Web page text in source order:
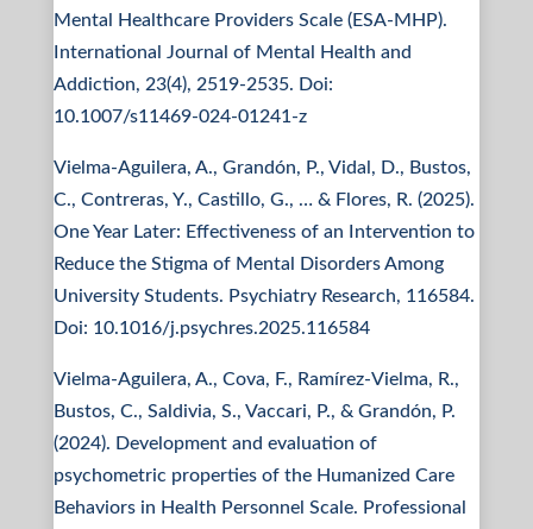
Mental Healthcare Providers Scale (ESA-MHP).
International Journal of Mental Health and
Addiction, 23(4), 2519-2535. Doi:
10.1007/s11469-024-01241-z
Vielma-Aguilera, A., Grandón, P., Vidal, D., Bustos,
C., Contreras, Y., Castillo, G., … & Flores, R. (2025).
One Year Later: Effectiveness of an Intervention to
Reduce the Stigma of Mental Disorders Among
University Students. Psychiatry Research, 116584.
Doi: 10.1016/j.psychres.2025.116584
Vielma-Aguilera, A., Cova, F., Ramírez-Vielma, R.,
Bustos, C., Saldivia, S., Vaccari, P., & Grandón, P.
(2024). Development and evaluation of
psychometric properties of the Humanized Care
Behaviors in Health Personnel Scale. Professional